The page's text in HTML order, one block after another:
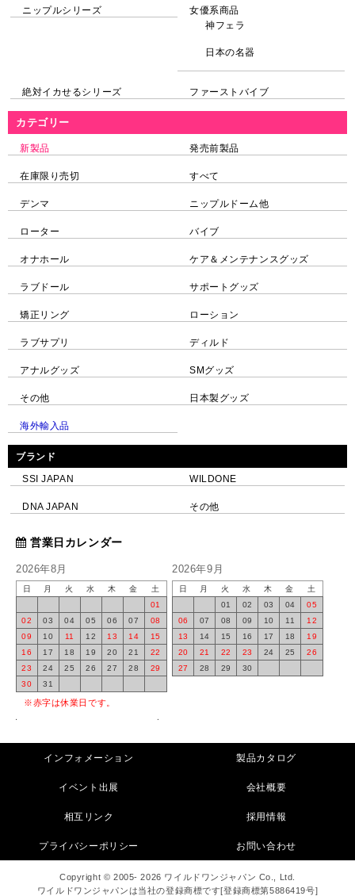
ニップルシリーズ
女優系商品
神フェラ
日本の名器
絶対イカせるシリーズ ファーストバイブ
カテゴリー
新製品 発売前製品
在庫限り売切 すべて
デンマ ニップルドーム他
ローター バイブ
オナホール ケア＆メンテナンスグッズ
ラブドール サポートグッズ
矯正リング ローション
ラブサプリ ディルド
アナルグッズ SMグッズ
その他 日本製グッズ
海外輸入品
ブランド
SSI JAPAN WILDONE
DNA JAPAN その他
営業日カレンダー
2026年8月
日 月 火 水 木 金
土
01
02
03 04 05 06 07
08
09
10 11 12 13 14
15
16
17 18 19 20 21
22
23
24 25 26 27 28
29
30
31
2026年9月
日 月 火 水 木 金
土
01
02 03 04
05
06
07 08 09 10 11
12
13
14 15 16 17 18
19
20
21 22 23 24 25
26
27
28 29 30
※赤字は休業日です。
インフォメーション 製品カタログ
イベント出展 会社概要
相互リンク 採用情報
プライバシーポリシー お問い合わせ
Copyright © 2005- 2026 ワイルドワンジャパン Co., Ltd.
ワイルドワンジャパンは当社の登録商標です[登録商標第5886419号]